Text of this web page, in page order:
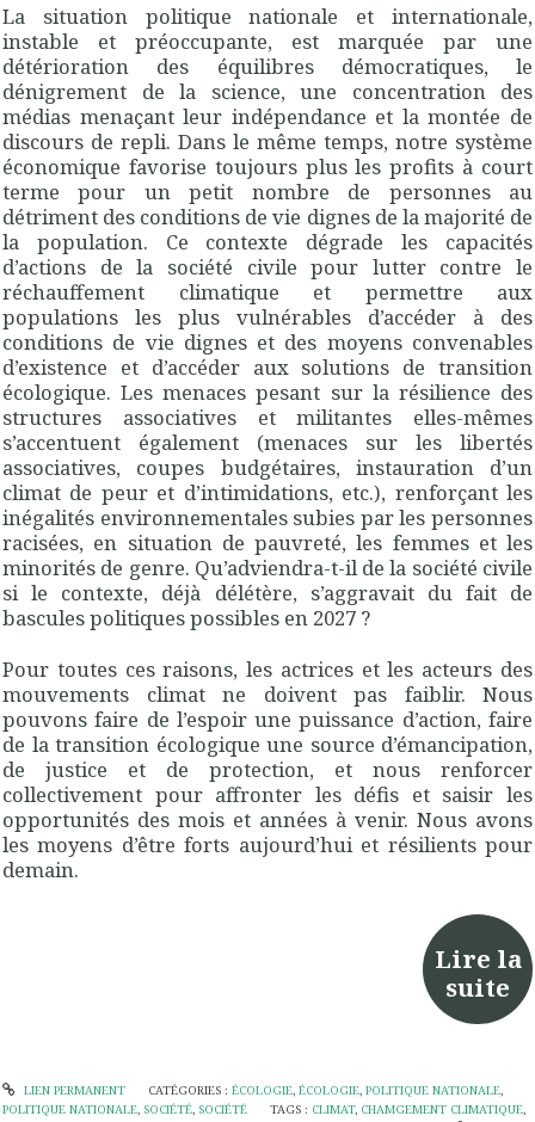
La situation politique nationale et internationale,
instable et préoccupante, est marquée par une
détérioration des équilibres démocratiques, le
dénigrement de la science, une concentration des
médias menaçant leur indépendance et la montée de
discours de repli. Dans le même temps, notre système
économique favorise toujours plus les profits à court
terme pour un petit nombre de personnes au
détriment des conditions de vie dignes de la majorité de
la population. Ce contexte dégrade les capacités
d’actions de la société civile pour lutter contre le
réchauffement climatique et permettre aux
populations les plus vulnérables d’accéder à des
conditions de vie dignes et des moyens convenables
d’existence et d’accéder aux solutions de transition
écologique. Les menaces pesant sur la résilience des
structures associatives et militantes elles-mêmes
s’accentuent également (menaces sur les libertés
associatives, coupes budgétaires, instauration d’un
climat de peur et d’intimidations, etc.), renforçant les
inégalités environnementales subies par les personnes
racisées, en situation de pauvreté, les femmes et les
minorités de genre. Qu’adviendra-t-il de la société civile
si le contexte, déjà délétère, s’aggravait du fait de
bascules politiques possibles en 2027 ?
Pour toutes ces raisons, les actrices et les acteurs des
mouvements climat ne doivent pas faiblir. Nous
pouvons faire de l’espoir une puissance d’action, faire
de la transition écologique une source d’émancipation,
de justice et de protection, et nous renforcer
collectivement pour affronter les défis et saisir les
opportunités des mois et années à venir. Nous avons
les moyens d’être forts aujourd’hui et résilients pour
demain.
Lire la
suite
LIEN PERMANENT CATÉGORIES : ÉCOLOGIE, ÉCOLOGIE, POLITIQUE NATIONALE,
POLITIQUE NATIONALE, SOCIÉTÉ, SOCIÉTÉ TAGS : CLIMAT, CHAMGEMENT CLIMATIQUE,